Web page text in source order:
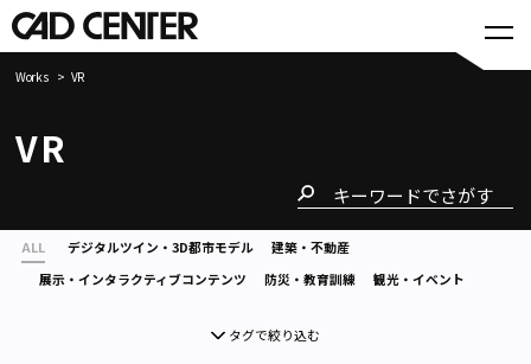
Works VR
VR
ALL デジタルツイン・3D都市モデル
建築・不動産
展示・インタラクティブコンテンツ
防災・教育訓練 観光・イベント
タグで絞り込む